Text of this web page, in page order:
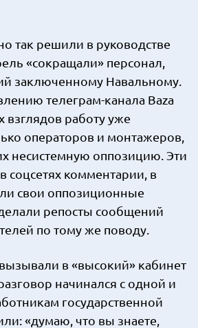
так решили в руководстве
«сокращали» персонал,
заключенному Навальному.
телеграм-канала Baza
взглядов работу уже
операторов и монтажеров,
несистемную оппозицию. Эти
соцсетях комментарии, в
свои оппозиционные
репосты сообщений
по тому же поводу.
в «высокий» кабинет
начинался с одной и
государственной
«думаю, что вы знаете,